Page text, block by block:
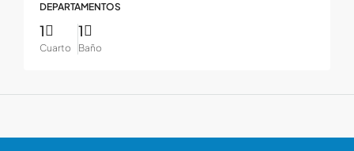
DEPARTAMENTOS
1
Cuarto
1
Baño